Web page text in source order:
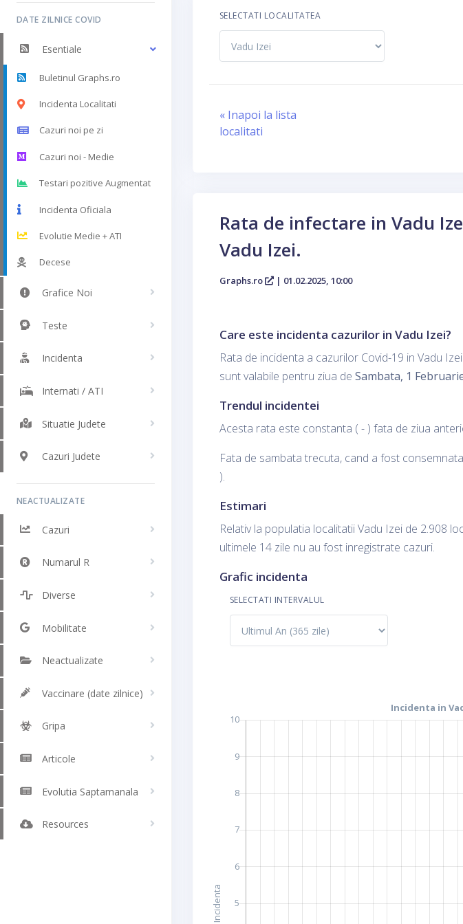
DATE ZILNICE COVID
Esentiale
Buletinul Graphs.ro
Incidenta Localitati
Cazuri noi pe zi
Cazuri noi - Medie
Testari pozitive Augmentat
Incidenta Oficiala
Evolutie Medie + ATI
Decese
Grafice Noi
Teste
Incidenta
Internati / ATI
Situatie Judete
Cazuri Judete
NEACTUALIZATE
Cazuri
Numarul R
Diverse
Mobilitate
Neactualizate
Vaccinare (date zilnice)
Gripa
Articole
Evolutia Saptamanala
Resources
SELECTATI LOCALITATEA
« Inapoi la lista
localitati
Rata de infectare in Vadu
Vadu Izei.
Graphs.ro | 01.02.2025, 10:00
Care este incidenta cazurilor in Vadu Izei?
Rata de incidenta a cazurilor Covid-19 in Vadu
sunt valabile pentru ziua de Sambata, 1
Trendul incidentei
Acesta rata este constanta ( - ) fata de ziua
Fata de sambata trecuta, cand a fost
).
Estimari
Relativ la populatia localitatii Vadu Izei de 2.908
ultimele 14 zile nu au fost inregistrate cazuri.
Grafic incidenta
SELECTATI INTERVALUL